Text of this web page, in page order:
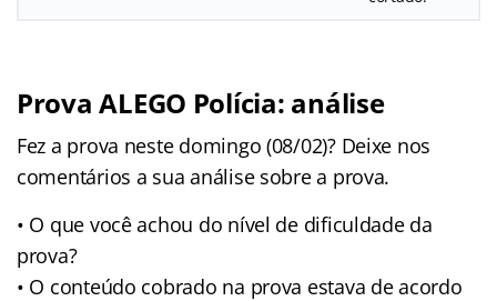
Prova ALEGO Polícia: análise
Fez a prova neste domingo (08/02)? Deixe nos
comentários a sua análise sobre a prova.
• O que você achou do nível de dificuldade da
prova?
• O conteúdo cobrado na prova estava de acordo